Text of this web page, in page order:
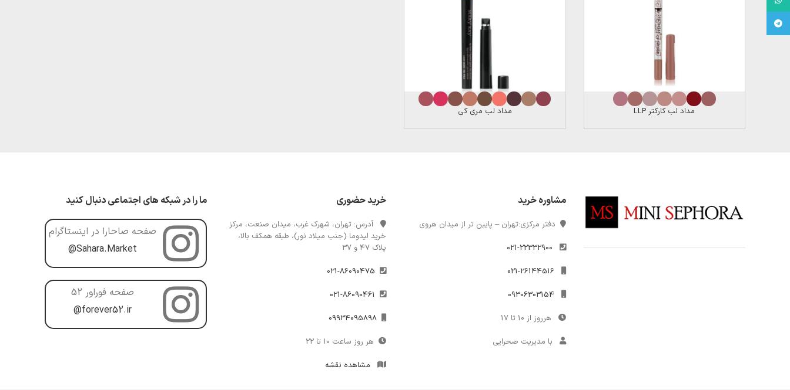
مداد لب کارکتر LLP مداد لب مری کی
مشاوره خرید
دفتر مرکزی:تهران – پایین تر از میدان هروی
021-22332900
021-26144516
هرروز از 10 تا 17
با مدیریت صحرایی
خرید حضوری
آدرس: تهران، شهرک غرب، میدان صنعت، مرکز
خرید لیدوما (جنب میلاد نور)، طبقه همکف بالا،
پلاک 47 و 37
هر روز ساعت 10 تا 22
مشاهده نقشه
ما را در شبکه های اجتماعی دنبال کنید
صفحه صاحارا در اینستاگرام
@Sahara.Market
صفحه فوراور 52
@forever52.ir